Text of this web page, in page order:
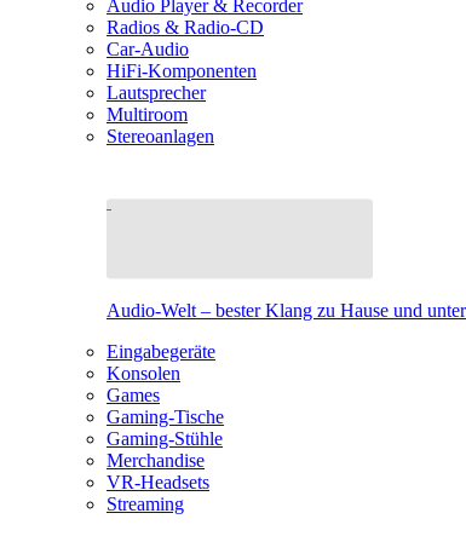
Audio Player & Recorder
Radios & Radio-CD
Car-Audio
HiFi-Komponenten
Lautsprecher
Multiroom
Stereoanlagen
Audio-Welt – bester Klang zu Hause und
Eingabegeräte
Konsolen
Games
Gaming-Tische
Gaming-Stühle
Merchandise
VR-Headsets
Streaming